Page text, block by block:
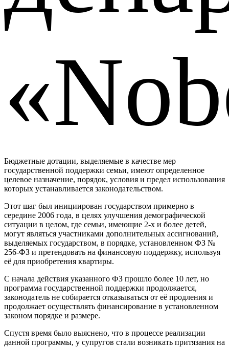
Бюджетные дотации, выделяемые в качестве мер
государственной поддержки семьи, имеют определенное
целевое назначение, порядок, условия и предел использования
которых устанавливается законодательством.
Этот шаг был инициирован государством примерно в
середине 2006 года, в целях улучшения демографической
ситуации в целом, где семьи, имеющие 2-х и более детей,
могут являться участниками дополнительных ассигнований,
выделяемых государством, в порядке, установленном ФЗ №
256-ФЗ и претендовать на финансовую поддержку, используя
её для приобретения квартиры.
С начала действия указанного ФЗ прошло более 10 лет, но
программа государственной поддержки продолжается,
законодатель не собирается отказываться от её продления и
продолжает осуществлять финансирование в установленном
законом порядке и размере.
Спустя время было выяснено, что в процессе реализации
данной программы, у супругов стали возникать притязания на